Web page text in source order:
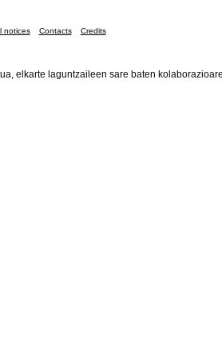
notices Contacts Credits
elkarte laguntzaileen sare baten